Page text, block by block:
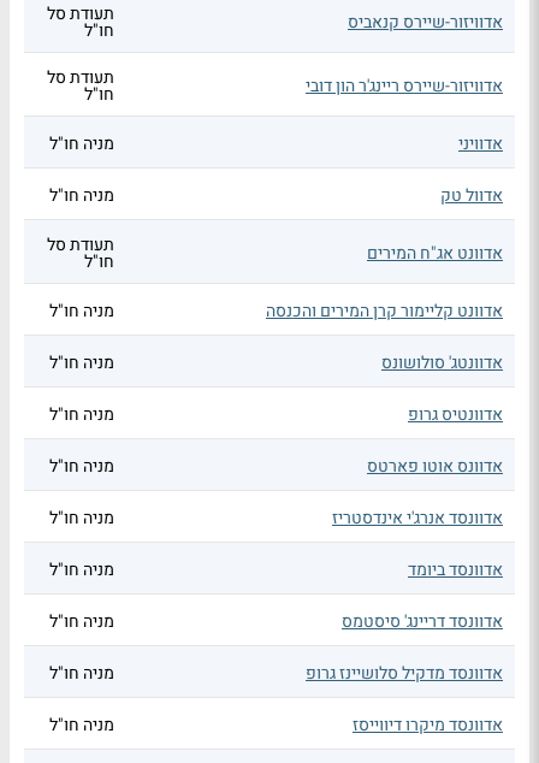
אדוויזור-שיירס קנאביס תעודת סל
חו"ל
אדוויזור-שיירס ריינג'ר הון דובי תעודת סל
חו"ל
אדוויני
מניה חו"ל
אדוול טק מניה חו"ל
אדוונט אג"ח המירים תעודת סל
חו"ל
אדוונט קליימור קרן המירים והכנסה
מניה חו"ל
אדוונטג' סולושונס מניה חו"ל
אדוונטיס גרופ מניה חו"ל
אדוונס אוטו פארטס מניה חו"ל
אדוונסד אנרג'י אינדסטריז מניה חו"ל
אדוונסד ביומד מניה חו"ל
אדוונסד דריינג' סיסטמס מניה חו"ל
אדוונסד מדקיל סלושיינז גרופ מניה חו"ל
אדוונסד מיקרו דיווייסז מניה חו"ל